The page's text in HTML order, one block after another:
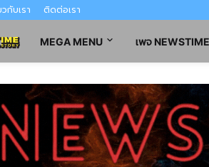
วกับเรา ติดต่อเรา
MEGA MENU เพจ